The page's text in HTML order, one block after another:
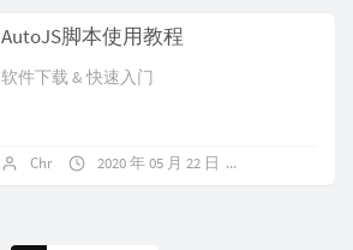
AutoJS脚本使用教程
软件下载 & 快速入门
Chr 2020 年 05 月 22 日